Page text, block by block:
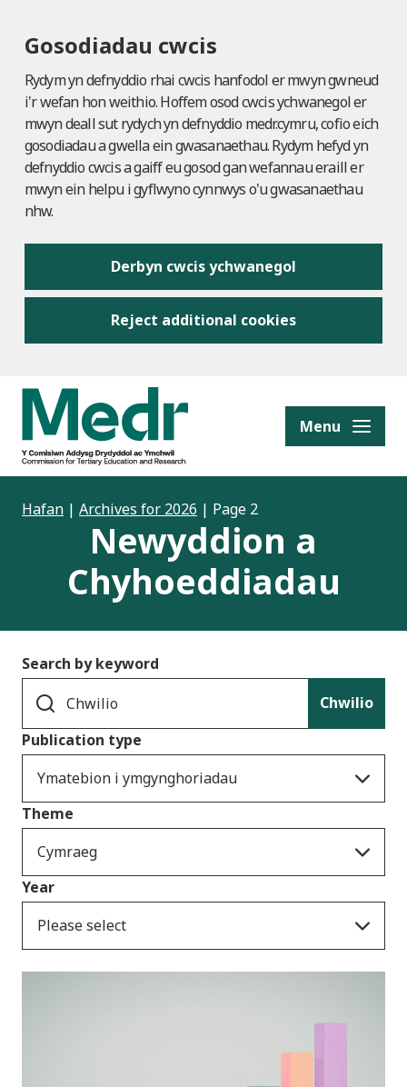
Gosodiadau cwcis
Rydym yn defnyddio rhai cwcis hanfodol er mwyn gwneud
i'r wefan hon weithio. Hoffem osod cwcis ychwanegol er
mwyn deall sut rydych yn defnyddio medr.cymru, cofio eich
gosodiadau a gwella ein gwasanaethau. Rydym hefyd yn
defnyddio cwcis a gaiff eu gosod gan wefannau eraill er
mwyn ein helpu i gyflwyno cynnwys o'u gwasanaethau
nhw.
Derbyn cwcis ychwanegol
Reject additional cookies
content Menu
Hafan | Archives for 2026 | Page 2
Newyddion a
Chyhoeddiadau
Search by keyword
Chwilio
Publication type
Ymatebion i ymgynghoriadau
Theme
Cymraeg
Year
Please select